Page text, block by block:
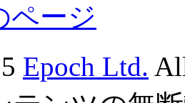
ページ
Epoch Ltd.